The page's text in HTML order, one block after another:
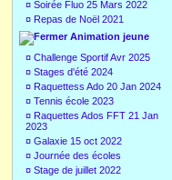
¤ Soirée Fluo 25 Mars 2022
¤ Repas de Noël 2021
Animation jeune
¤ Challenge Sportif Avr 2025
¤ Stages d'été 2024
¤ Raquettess Ado 20 Jan 2024
¤ Tennis école 2023
¤ Raquettes Ados FFT 21 Jan
2023
¤ Galaxie 15 oct 2022
¤ Journée des écoles
¤ Stage de juillet 2022